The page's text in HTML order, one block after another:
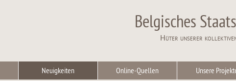
Belgisches
Hüter unserer
Neuigkeiten Online-Quellen Unsere